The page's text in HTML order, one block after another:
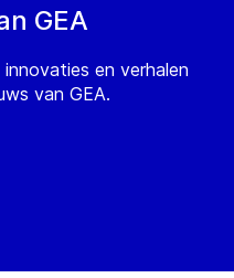
GEA
en verhalen
van GEA.